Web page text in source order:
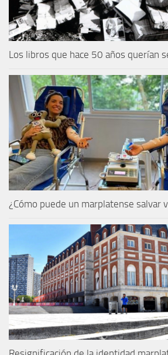
Los libros que hace 50 años querían
¿Cómo puede un marplatense salvar